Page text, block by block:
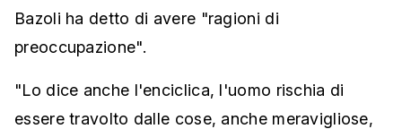
Bazoli ha detto di avere "ragioni di
preoccupazione".
"Lo dice anche l'enciclica, l'uomo rischia di
essere travolto dalle cose, anche meravigliose,